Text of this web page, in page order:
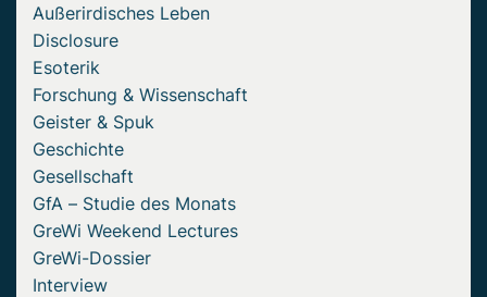
Außerirdisches Leben
Disclosure
Esoterik
Forschung & Wissenschaft
Geister & Spuk
Geschichte
Gesellschaft
GfA – Studie des Monats
GreWi Weekend Lectures
GreWi-Dossier
Interview